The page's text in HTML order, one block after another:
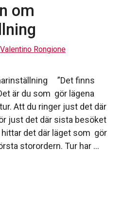
om
Valentino Rongione
”Det finns
är du som gör lägena
Att du ringer just det där
just det där sista besöket
det där läget som gör
storordern. Tur har …